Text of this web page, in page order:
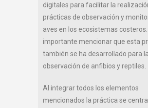
digitales para facilitar la
prácticas de observación y
aves en los ecosistemas costeros.
importante mencionar que esta
también se ha desarrollado para la
observación de anfibios y reptiles.
Al integrar todos los elementos
mencionados la práctica se centra